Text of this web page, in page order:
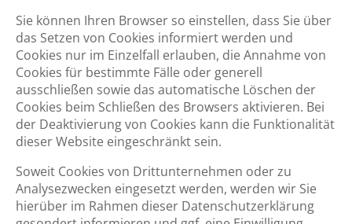
Sie können Ihren Browser so einstellen, dass Sie über
das Setzen von Cookies informiert werden und
Cookies nur im Einzelfall erlauben, die Annahme von
Cookies für bestimmte Fälle oder generell
ausschließen sowie das automatische Löschen der
Cookies beim Schließen des Browsers aktivieren. Bei
der Deaktivierung von Cookies kann die Funktionalität
dieser Website eingeschränkt sein.
Soweit Cookies von Drittunternehmen oder zu
Analysezwecken eingesetzt werden, werden wir Sie
hierüber im Rahmen dieser Datenschutzerklärung